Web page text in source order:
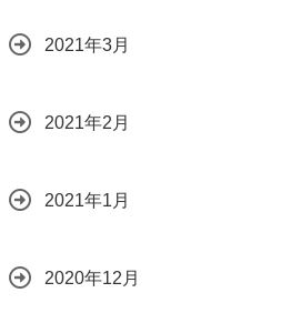
2021年3月
2021年2月
2021年1月
2020年12月